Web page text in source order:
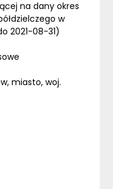
na dany okres
w
2021-08-31)
miasto, woj.